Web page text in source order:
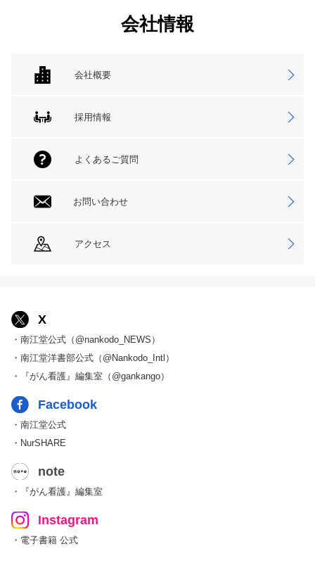
会社情報
会社概要
採用情報
よくあるご質問
お問い合わせ
アクセス
X
・南江堂公式（@nankodo_NEWS）
・南江堂洋書部公式（@Nankodo_Intl）
・『がん看護』編集室（@gankango）
Facebook
・南江堂公式
・NurSHARE
note
・『がん看護』編集室
Instagram
・電子書籍 公式